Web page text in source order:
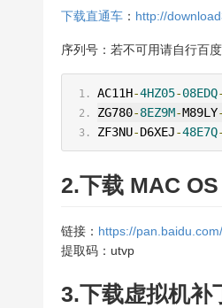
下载直通车 ： http://
序列号：若不可用请自行百度
AC11H-4HZ05-08EDQ-
ZG780-8EZ9M-M89LY-
ZF3NU-D6XEJ-48E7Q-
2.下载 MAC
链接： https://
提取码：utvp
3.下载虚拟机